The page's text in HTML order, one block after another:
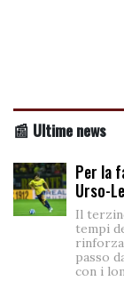
📰 Ultime news
Per la
Urso-
Il
tempi
passo
con i